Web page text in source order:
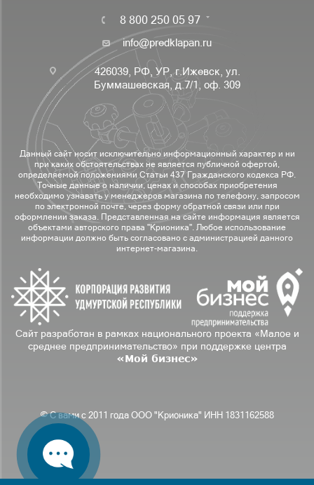
8 800 250 05 97
info@predklapan.ru
426039, РФ, УР, г.Ижевск, ул.
Буммашевская, д.7/1, оф. 309
Данный сайт носит исключительно информационный характер и ни
при каких обстоятельствах не является публичной офертой,
определяемой положениями Статьи 437 Гражданского кодекса РФ.
Точные данные о наличии, ценах и способах приобретения
необходимо узнавать у менеджеров магазина по телефону, запросом
по электронной почте, через форму обратной связи или при
оформлении заказа. Представленная на сайте информация является
объектами авторского права "Крионика". Любое использование
информации должно быть согласовано с администрацией данного
интернет-магазина.
Сайт разработан в рамках национального проекта «Малое и
среднее предпринимательство» при поддержке центра
«Мой бизнес»
© С вами с 2011 года ООО "Крионика" ИНН 1831162588